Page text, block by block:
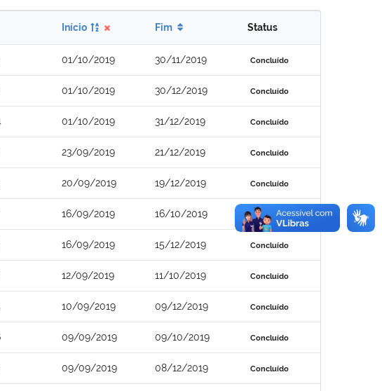
Início Fim Status
01/10/2019 30/11/2019 Concluído
01/10/2019 30/12/2019 Concluído
01/10/2019 31/12/2019 Concluído
23/09/2019 21/12/2019 Concluído
20/09/2019 19/12/2019 Concluído
16/09/2019 16/10/2019 Concluído
16/09/2019 15/12/2019 Concluído
12/09/2019 11/10/2019 Concluído
10/09/2019 09/12/2019 Concluído
09/09/2019 09/10/2019 Concluído
09/09/2019 08/12/2019 Concluído